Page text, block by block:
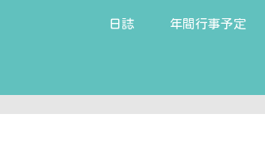
日誌 年間行事予定